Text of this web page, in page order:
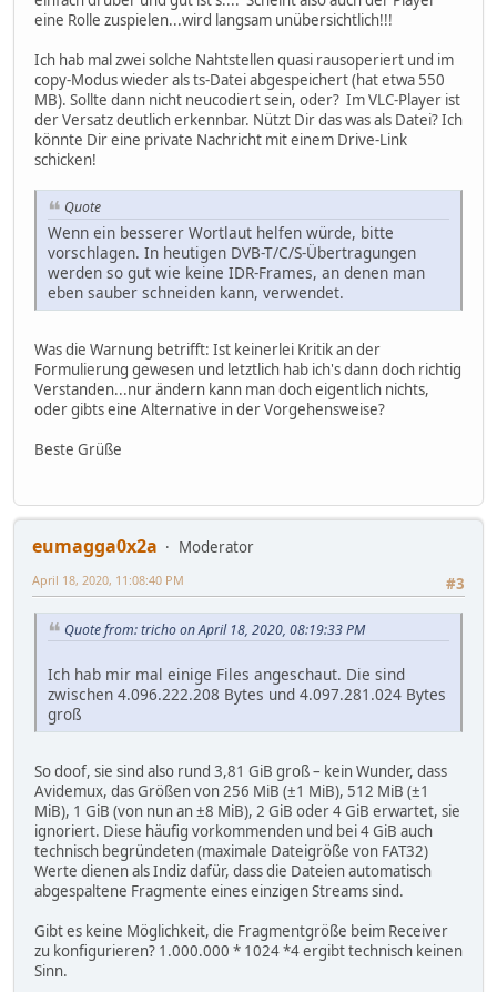
eine Rolle zuspielen...wird langsam unübersichtlich!!!
Ich hab mal zwei solche Nahtstellen quasi rausoperiert und im
copy-Modus wieder als ts-Datei abgespeichert (hat etwa 550
MB). Sollte dann nicht neucodiert sein, oder? Im VLC-Player ist
der Versatz deutlich erkennbar. Nützt Dir das was als Datei? Ich
könnte Dir eine private Nachricht mit einem Drive-Link
schicken!
Quote
Wenn ein besserer Wortlaut helfen würde, bitte
vorschlagen. In heutigen DVB-T/C/S-Übertragungen
werden so gut wie keine IDR-Frames, an denen man
eben sauber schneiden kann, verwendet.
Was die Warnung betrifft: Ist keinerlei Kritik an der
Formulierung gewesen und letztlich hab ich's dann doch richtig
Verstanden...nur ändern kann man doch eigentlich nichts,
oder gibts eine Alternative in der Vorgehensweise?
Beste Grüße
eumagga0x2a
Moderator
#3
April 18, 2020, 11:08:40 PM
Quote from: tricho on April 18, 2020, 08:19:33 PM
Ich hab mir mal einige Files angeschaut. Die sind
zwischen 4.096.222.208 Bytes und 4.097.281.024 Bytes
groß
So doof, sie sind also rund 3,81 GiB groß – kein Wunder, dass
Avidemux, das Größen von 256 MiB (±1 MiB), 512 MiB (±1
MiB), 1 GiB (von nun an ±8 MiB), 2 GiB oder 4 GiB erwartet, sie
ignoriert. Diese häufig vorkommenden und bei 4 GiB auch
technisch begründeten (maximale Dateigröße von FAT32)
Werte dienen als Indiz dafür, dass die Dateien automatisch
abgespaltene Fragmente eines einzigen Streams sind.
Gibt es keine Möglichkeit, die Fragmentgröße beim Receiver
zu konfigurieren? 1.000.000 * 1024 *4 ergibt technisch keinen
Sinn.